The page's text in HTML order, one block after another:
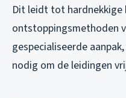
Dit leidt tot hardnekkige
ontstoppingsmethoden
gespecialiseerde
nodig om de leidingen